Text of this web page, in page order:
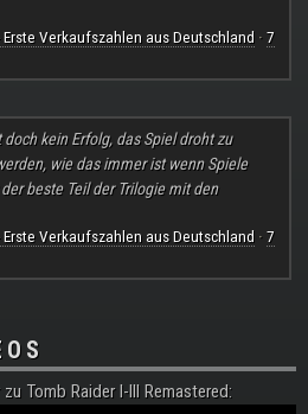
Verkaufszahlen aus Deutschland · 7
doch kein Erfolg, das Spiel droht zu
wie das immer ist wenn Spiele
beste Teil der Trilogie mit den
Verkaufszahlen aus Deutschland · 7
Tomb Raider I-III Remastered: